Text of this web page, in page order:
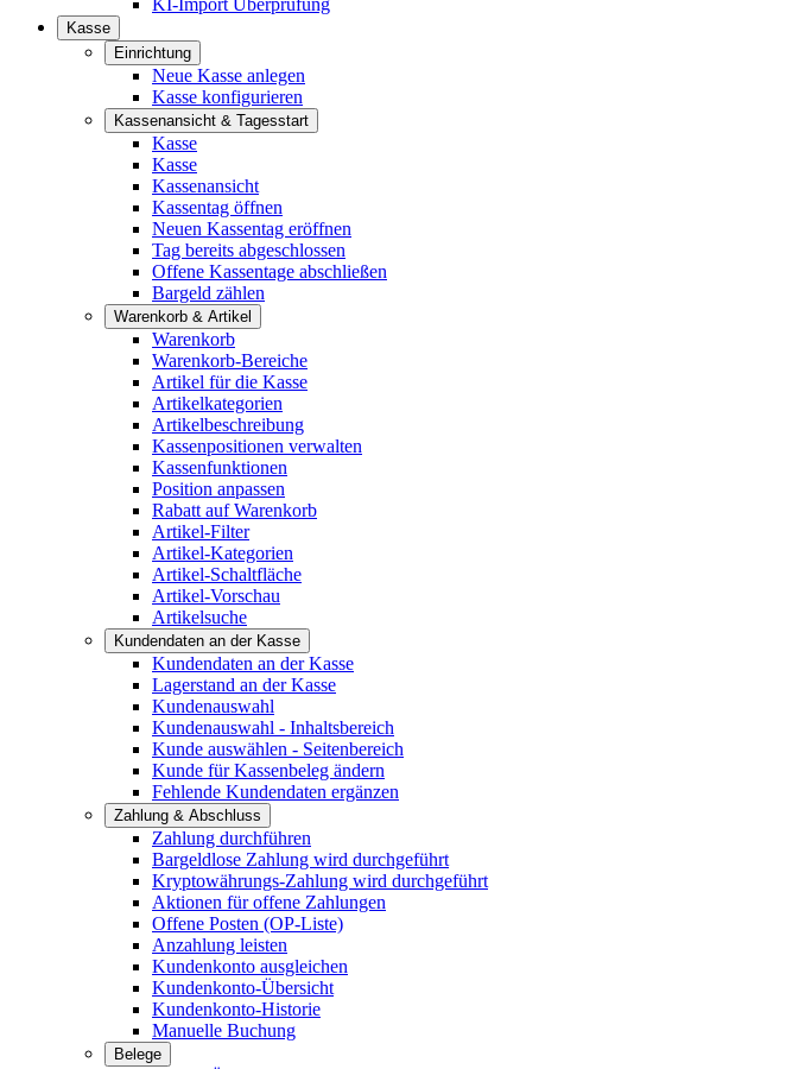
KI-Import Überprüfung
Kasse
Einrichtung
Neue Kasse anlegen
Kasse konfigurieren
Kassenansicht & Tagesstart
Kasse
Kasse
Kassenansicht
Kassentag öffnen
Neuen Kassentag eröffnen
Tag bereits abgeschlossen
Offene Kassentage abschließen
Bargeld zählen
Warenkorb & Artikel
Warenkorb
Warenkorb-Bereiche
Artikel für die Kasse
Artikelkategorien
Artikelbeschreibung
Kassenpositionen verwalten
Kassenfunktionen
Position anpassen
Rabatt auf Warenkorb
Artikel-Filter
Artikel-Kategorien
Artikel-Schaltfläche
Artikel-Vorschau
Artikelsuche
Kundendaten an der Kasse
Kundendaten an der Kasse
Lagerstand an der Kasse
Kundenauswahl
Kundenauswahl - Inhaltsbereich
Kunde auswählen - Seitenbereich
Kunde für Kassenbeleg ändern
Fehlende Kundendaten ergänzen
Zahlung & Abschluss
Zahlung durchführen
Bargeldlose Zahlung wird durchgeführt
Kryptowährungs-Zahlung wird durchgeführt
Aktionen für offene Zahlungen
Offene Posten (OP-Liste)
Anzahlung leisten
Kundenkonto ausgleichen
Kundenkonto-Übersicht
Kundenkonto-Historie
Manuelle Buchung
Belege